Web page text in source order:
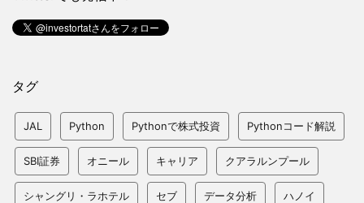
タグ
JAL Python Pythonで株式投資 Pythonコード解説
SBI証券 オニール キャリア クアラルンプール
シャングリ・ラホテル セブ データ分析 ハノイ